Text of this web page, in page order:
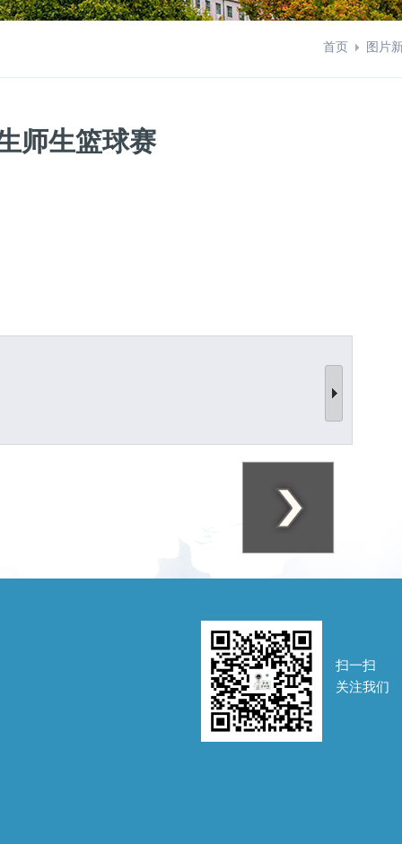
首页 图片
师生篮球赛
扫一扫
关注我们